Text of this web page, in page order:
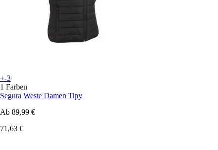
+-3
1 Farben
Segura Weste Damen Tipy
Ab 89,99 €
71,63 €